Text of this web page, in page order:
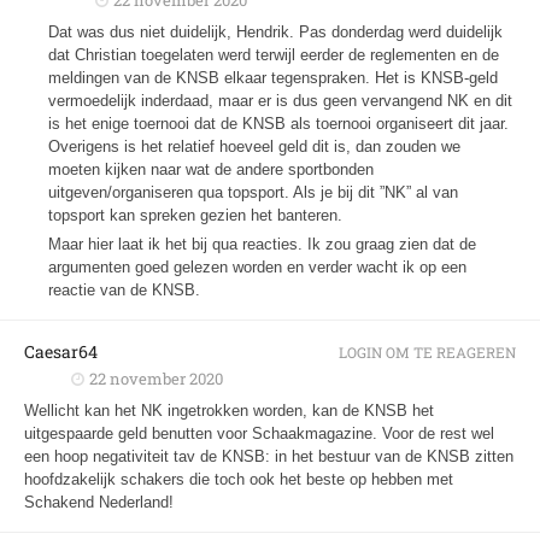
Dat was dus niet duidelijk, Hendrik. Pas donderdag werd duidelijk
dat Christian toegelaten werd terwijl eerder de reglementen en de
meldingen van de KNSB elkaar tegenspraken. Het is KNSB-geld
vermoedelijk inderdaad, maar er is dus geen vervangend NK en dit
is het enige toernooi dat de KNSB als toernooi organiseert dit jaar.
Overigens is het relatief hoeveel geld dit is, dan zouden we
moeten kijken naar wat de andere sportbonden
uitgeven/organiseren qua topsport. Als je bij dit ”NK” al van
topsport kan spreken gezien het banteren.
Maar hier laat ik het bij qua reacties. Ik zou graag zien dat de
argumenten goed gelezen worden en verder wacht ik op een
reactie van de KNSB.
Caesar64
22 november 2020
Wellicht kan het NK ingetrokken worden, kan de KNSB het
uitgespaarde geld benutten voor Schaakmagazine. Voor de rest wel
een hoop negativiteit tav de KNSB: in het bestuur van de KNSB zitten
hoofdzakelijk schakers die toch ook het beste op hebben met
Schakend Nederland!
LOGIN OM TE REAGEREN